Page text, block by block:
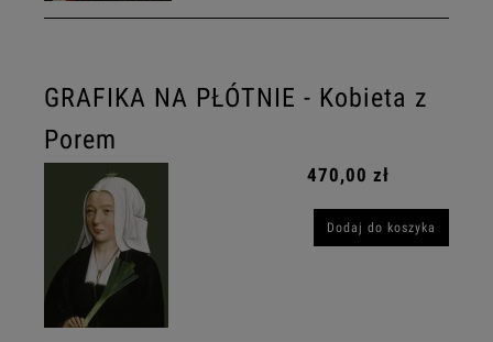
GRAFIKA NA PŁÓTNIE - Kobieta z
Porem
470,00 zł
Dodaj do koszyka